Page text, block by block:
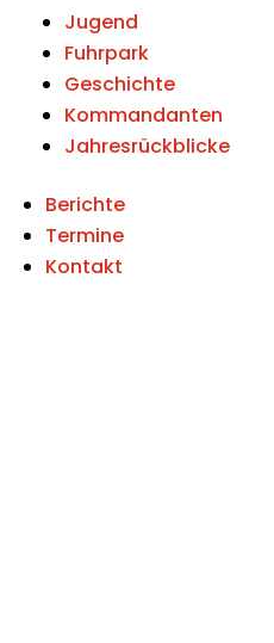
Jugend
Fuhrpark
Geschichte
Kommandanten
Jahresrückblicke
Berichte
Termine
Kontakt